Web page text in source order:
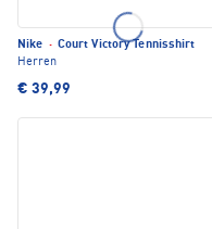
Nike · Court Victory Tennisshirt
Herren
€ 39,99